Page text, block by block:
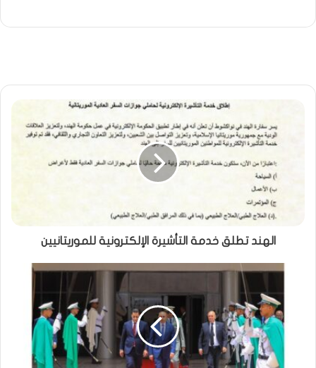
الهند تطلق خدمة التأشيرة الإلكترونية للموريتانيين